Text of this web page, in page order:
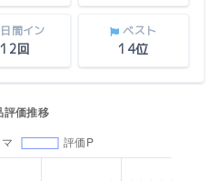
日間イン
12回
ベスト
14位